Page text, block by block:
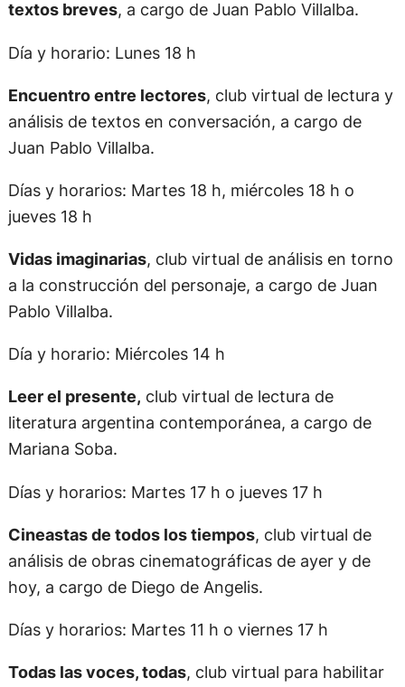
textos breves, a cargo de Juan Pablo Villalba.
Día y horario: Lunes 18 h
Encuentro entre lectores, club virtual de lectura y
análisis de textos en conversación, a cargo de
Juan Pablo Villalba.
Días y horarios: Martes 18 h, miércoles 18 h o
jueves 18 h
Vidas imaginarias, club virtual de análisis en torno
a la construcción del personaje, a cargo de Juan
Pablo Villalba.
Día y horario: Miércoles 14 h
Leer el presente, club virtual de lectura de
literatura argentina contemporánea, a cargo de
Mariana Soba.
Días y horarios: Martes 17 h o jueves 17 h
Cineastas de todos los tiempos, club virtual de
análisis de obras cinematográficas de ayer y de
hoy, a cargo de Diego de Angelis.
Días y horarios: Martes 11 h o viernes 17 h
Todas las voces, todas, club virtual para habilitar